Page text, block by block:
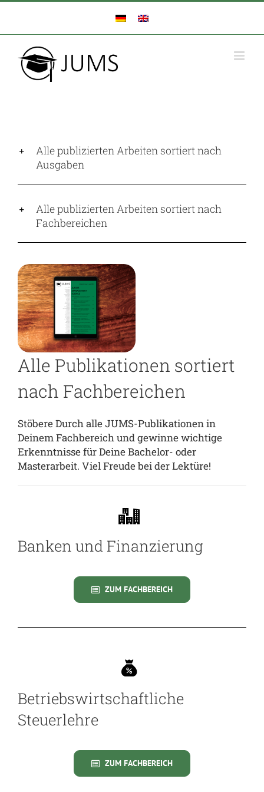
Zum
springen
Alle publizierten Arbeiten sortiert nach
Ausgaben
Alle publizierten Arbeiten sortiert nach
Fachbereichen
Alle Publikationen sortiert
nach Fachbereichen
Stöbere Durch alle JUMS-Publikationen in
Deinem Fachbereich und gewinne wichtige
Erkenntnisse für Deine Bachelor- oder
Masterarbeit. Viel Freude bei der Lektüre!
Banken und Finanzierung
ZUM FACHBEREICH
Betriebswirtschaftliche
Steuerlehre
ZUM FACHBEREICH